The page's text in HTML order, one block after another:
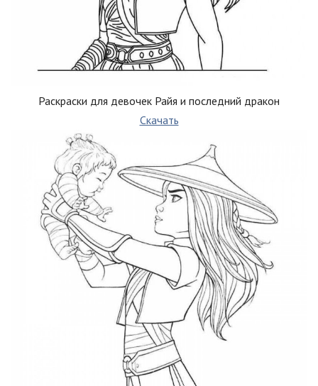
Раскраски для девочек Райя и последний дракон
Скачать